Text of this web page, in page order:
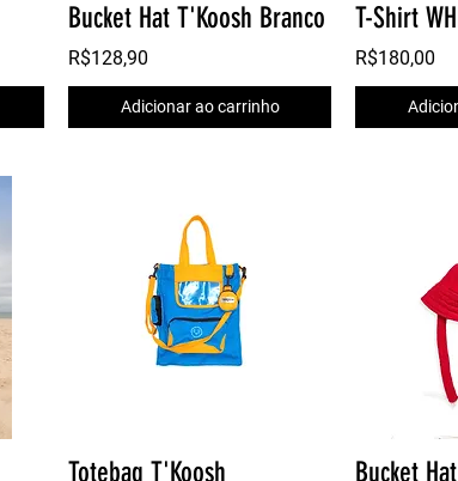
Bucket Hat T'Koosh Branco
R$128,90
Adicionar ao carrinho
T-Shirt
R$180,00
Totebag T'Koosh